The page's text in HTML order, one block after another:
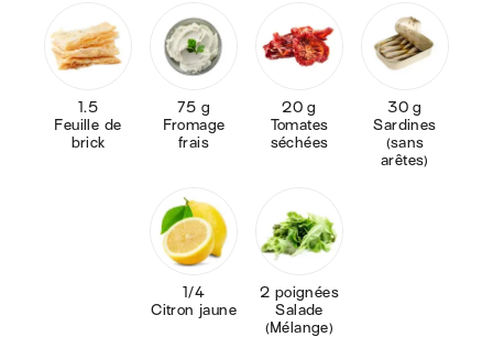
1.5
Feuille de
brick
75 g
Fromage
frais
20 g
Tomates
séchées
30 g
Sardines
(sans
arêtes)
1/4
Citron jaune
2 poignées
Salade
(Mélange)